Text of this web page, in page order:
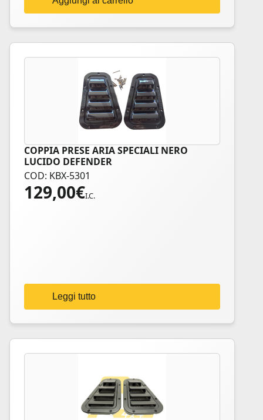
COPPIA PRESE ARIA SPECIALI NERO
LUCIDO DEFENDER
COD: KBX-5301
129,00€I.C.
Leggi tutto